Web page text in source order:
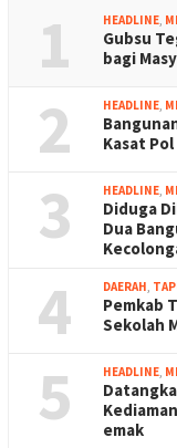
1 HEADLINE,
Gubsu
bagi
2 HEADLINE,
Kasat
3 HEADLINE,
Diduga
Dua
4 DAERAH,
Pemkab
Sekolah
5 HEADLINE,
emak